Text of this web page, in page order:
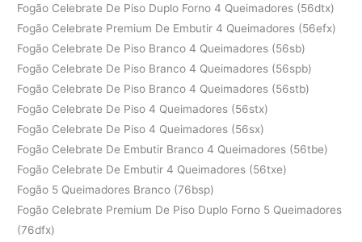
Fogão Celebrate De Piso Duplo Forno 4 Queimadores (56dtx)
Fogão Celebrate Premium De Embutir 4 Queimadores (56efx)
Fogão Celebrate De Piso Branco 4 Queimadores (56sb)
Fogão Celebrate De Piso Branco 4 Queimadores (56spb)
Fogão Celebrate De Piso Branco 4 Queimadores (56stb)
Fogão Celebrate De Piso 4 Queimadores (56stx)
Fogão Celebrate De Piso 4 Queimadores (56sx)
Fogão Celebrate De Embutir Branco 4 Queimadores (56tbe)
Fogão Celebrate De Embutir 4 Queimadores (56txe)
Fogão 5 Queimadores Branco (76bsp)
Fogão Celebrate Premium De Piso Duplo Forno 5 Queimadores
(76dfx)